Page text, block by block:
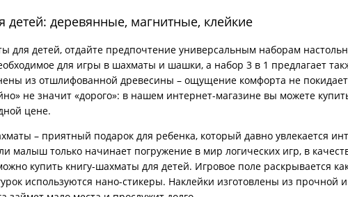
деревянные, магнитные, клейкие
для детей, отдайте предпочтение универсальным наборам
для игры в шахматы и шашки, а набор 3 в 1 предлагает
из отшлифованной древесины – ощущение комфорта не
не значит «дорого»: в нашем интернет-магазине вы можете
цене.
– приятный подарок для ребенка, который давно увлекается
малыш только начинает погружение в мир логических игр, в
купить книгу-шахматы для детей. Игровое поле раскрывается
используются нано-стикеры. Наклейки изготовлены из прочной